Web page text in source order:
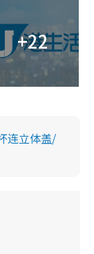
+22
连立体盖/